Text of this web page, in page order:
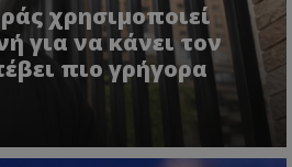
χρησιμοποιεί
για να κάνει τον
πιο γρήγορα